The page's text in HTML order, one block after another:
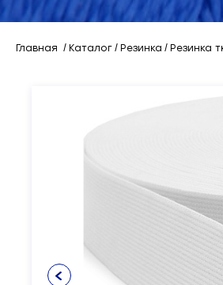
Кант
Лента
Упаковочные
Клеевые и
Косая бейка
Главная Каталог Резинка Резинка